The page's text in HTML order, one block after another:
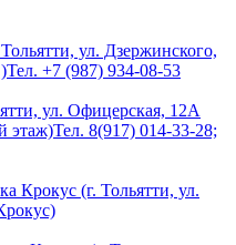
ул. Дзержинского,
Тел. +7 (987) 934-08-53
ул. Офицерская, 12А
этаж)Тел. 8(917) 014-33-28;
Крокус (г. Тольятти, ул.